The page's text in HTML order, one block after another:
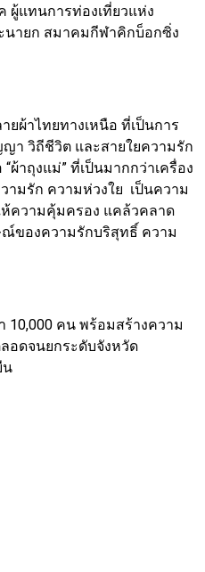
แทนการท่องเที่ยวแห่ง
นายก สมาคมกีฬาคิกบ็อกซิ่ง
ยผ้าไทยทางเหนือ ที่เป็นการ
า วิถีชีวิต และสายใยความรัก
าถุงแม่” ที่เป็นมากกว่าเครื่อง
มรัก ความห่วงใย เป็นความ
ห้ความคุ้มครอง แคล้วคลาด
ของความรักบริสุทธิ์ ความ
10,000 คน พร้อมสร้างความ
อดจนยกระดับจังหวัด
น